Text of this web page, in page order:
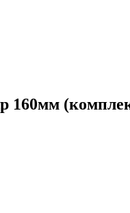
160мм